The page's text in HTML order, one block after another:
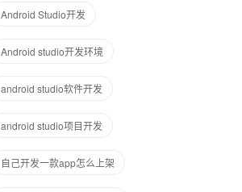
Android Studio开发
Android studio开发环境
android studio软件开发
android studio项目开发
自己开发一款app怎么上架